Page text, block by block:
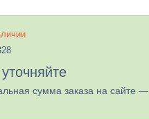
сумма заказа на сайте —